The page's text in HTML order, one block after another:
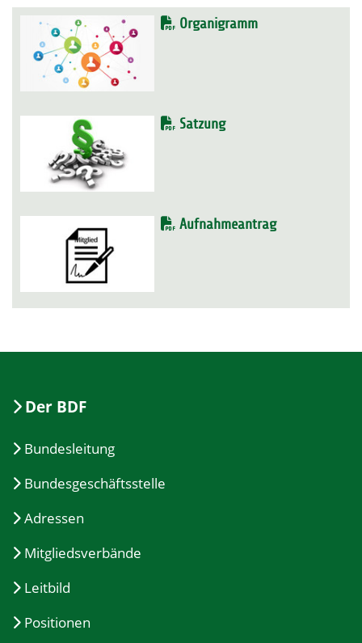
Organigramm
Satzung
Aufnahmeantrag
Der BDF
Bundesleitung
Bundesgeschäftsstelle
Adressen
Mitgliedsverbände
Leitbild
Positionen